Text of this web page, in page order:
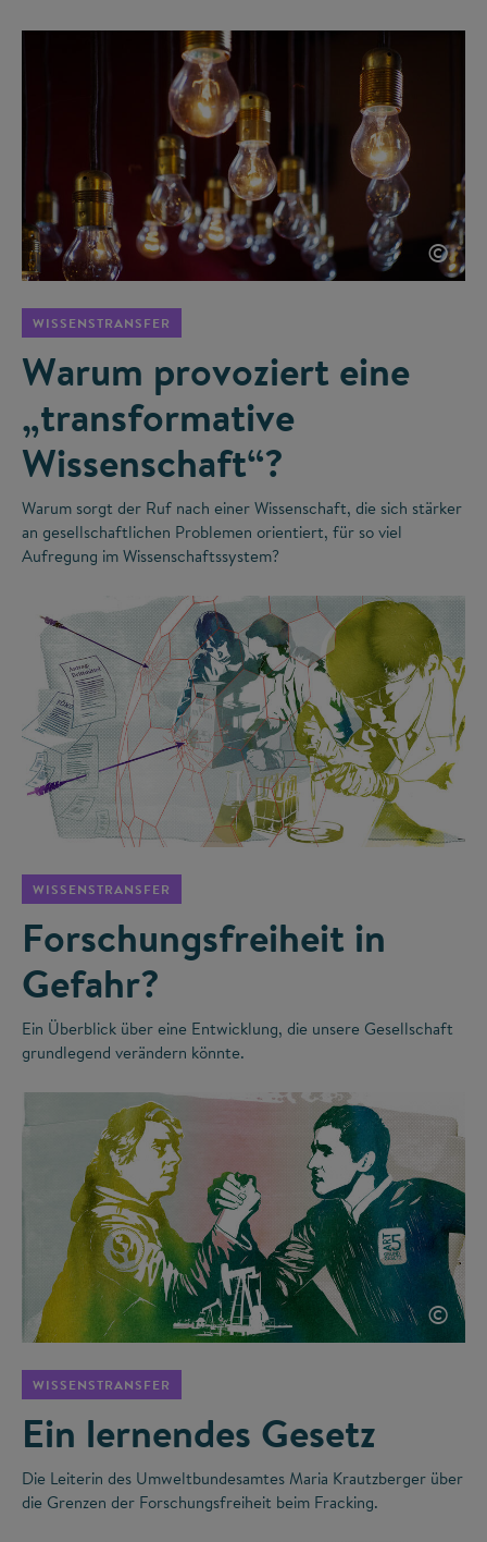
©
WISSENSTRANSFER
Warum provoziert eine
„transformative
Wissenschaft“?
Warum sorgt der Ruf nach einer Wissenschaft, die sich stärker
an gesellschaftlichen Problemen orientiert, für so viel
Aufregung im Wissenschaftssystem?
©
WISSENSTRANSFER
Forschungsfreiheit in
Gefahr?
Ein Überblick über eine Entwicklung, die unsere Gesellschaft
grundlegend verändern könnte.
©
WISSENSTRANSFER
Ein lernendes Gesetz
Die Leiterin des Umweltbundesamtes Maria Krautzberger über
die Grenzen der Forschungsfreiheit beim Fracking.